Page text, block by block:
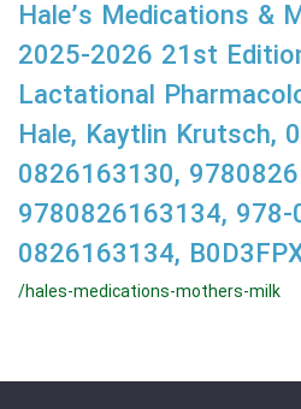
Hale’s Medications &
2025-2026 21st
Lactational
Hale, Kaytlin Krutsch,
0826163130,
9780826163134,
0826163134,
/hales-medications-mothers-milk